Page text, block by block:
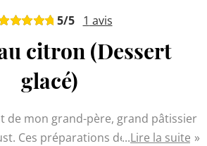
5/5 1 avis
citron (Dessert
glacé)
de mon grand-père, grand pâtissier
Ces préparations de glaces et des
Lire la suite